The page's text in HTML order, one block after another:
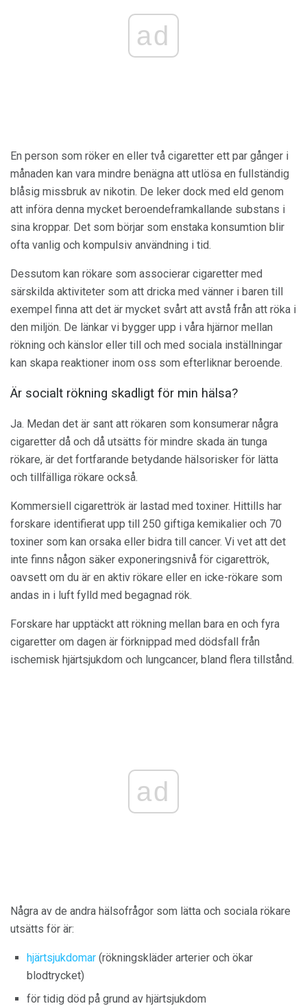
ad
En person som röker en eller två cigaretter ett par gånger i
månaden kan vara mindre benägna att utlösa en fullständig
blåsig missbruk av nikotin. De leker dock med eld genom
att införa denna mycket beroendeframkallande substans i
sina kroppar. Det som börjar som enstaka konsumtion blir
ofta vanlig och kompulsiv användning i tid.
Dessutom kan rökare som associerar cigaretter med
särskilda aktiviteter som att dricka med vänner i baren till
exempel finna att det är mycket svårt att avstå från att röka i
den miljön. De länkar vi bygger upp i våra hjärnor mellan
rökning och känslor eller till och med sociala inställningar
kan skapa reaktioner inom oss som efterliknar beroende.
Är socialt rökning skadligt för min hälsa?
Ja. Medan det är sant att rökaren som konsumerar några
cigaretter då och då utsätts för mindre skada än tunga
rökare, är det fortfarande betydande hälsorisker för lätta
och tillfälliga rökare också.
Kommersiell cigarettrök är lastad med toxiner. Hittills har
forskare identifierat upp till 250 giftiga kemikalier och 70
toxiner som kan orsaka eller bidra till cancer. Vi vet att det
inte finns någon säker exponeringsnivå för cigarettrök,
oavsett om du är en aktiv rökare eller en icke-rökare som
andas in i luft fylld med begagnad rök.
Forskare har upptäckt att rökning mellan bara en och fyra
cigaretter om dagen är förknippad med dödsfall från
ischemisk hjärtsjukdom och lungcancer, bland flera tillstånd.
ad
Några av de andra hälsofrågor som lätta och sociala rökare
utsätts för är:
hjärtsjukdomar (rökningskläder arterier och ökar
blodtrycket)
för tidig död på grund av hjärtsjukdom